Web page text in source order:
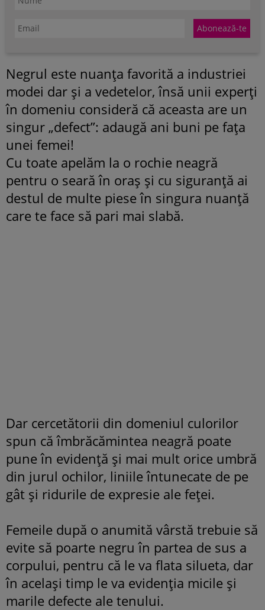
Negrul este nuanţa favorită a industriei
modei dar şi a vedetelor, însă unii experţi
în domeniu consideră că aceasta are un
singur „defect”: adaugă ani buni pe faţa
unei femei!
Cu toate apelăm la o rochie neagră
pentru o seară în oraş şi cu siguranţă ai
destul de multe piese în singura nuanţă
care te face să pari mai slabă.
Dar cercetătorii din domeniul culorilor
spun că îmbrăcămintea neagră poate
pune în evidenţă şi mai mult orice umbră
din jurul ochilor, liniile întunecate de pe
gât şi ridurile de expresie ale feţei.
Femeile după o anumită vârstă trebuie să
evite să poarte negru în partea de sus a
corpului, pentru că le va flata silueta, dar
în acelaşi timp le va evidenţia micile şi
marile defecte ale tenului.